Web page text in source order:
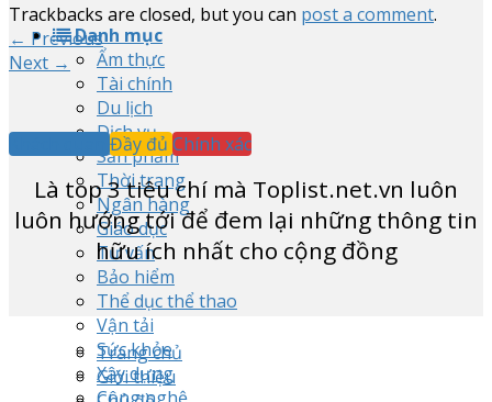
Danh mục
Ẩm thực
Tài chính
Du lịch
Dịch vụ
Sản phẩm
Thời trang
Ngân hàng
Giáo dục
Tư vấn
Bảo hiểm
Thể dục thể thao
Vận tải
Sức khỏe
Xây dựng
Trackbacks are closed, but you can post a comment.
← Previous
Next →
Đầy đủ Chính xác
Là top3tiêu chí mà Toplist.net.vn luôn
luôn hướng tới để đem lại những thông tin
hữu ích nhất cho cộng đồng
Trang chủ
Giới thiệu